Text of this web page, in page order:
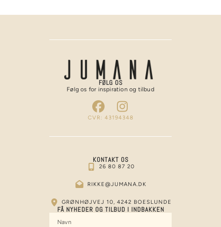
FØLG OS
Følg os for inspiration og tilbud
CVR: 43194348
KONTAKT OS
26 80 87 20
RIKKE@JUMANA.DK
GRØNHØJVEJ 10, 4242 BOESLUNDE
FÅ NYHEDER OG TILBUD I INDBAKKEN